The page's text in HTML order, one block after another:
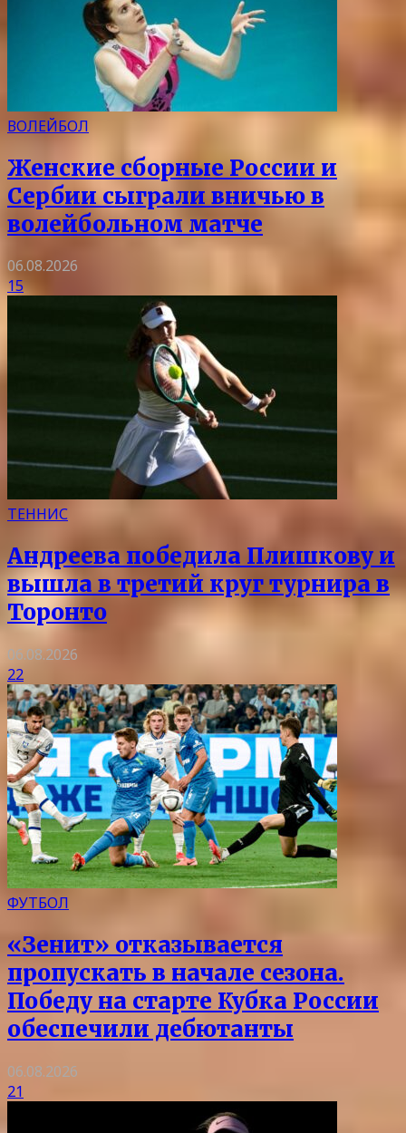
ВОЛЕЙБОЛ
Женские сборные России и
Сербии сыграли вничью в
волейбольном матче
06.08.2026
15
ТЕННИС
Андреева победила Плишкову и
вышла в третий круг турнира в
Торонто
06.08.2026
22
ФУТБОЛ
«Зенит» отказывается
пропускать в начале сезона.
Победу на старте Кубка России
обеспечили дебютанты
06.08.2026
21